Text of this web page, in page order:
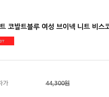
코발트블루 여성 브이넥 니트 비스
가 44,300원